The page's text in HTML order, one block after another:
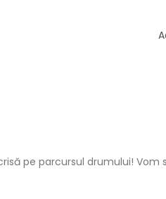
pe parcursul drumului! Vom